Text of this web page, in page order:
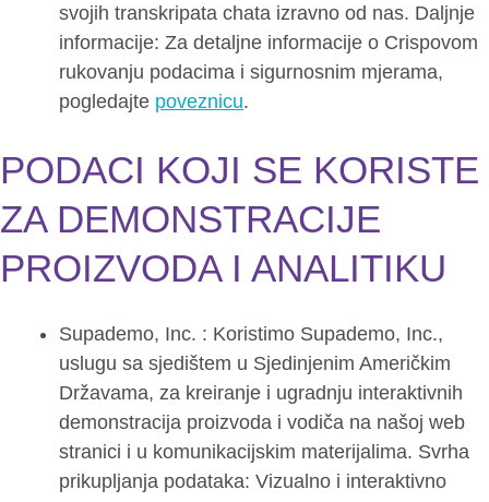
svojih transkripata chata izravno od nas. Daljnje
informacije: Za detaljne informacije o Crispovom
rukovanju podacima i sigurnosnim mjerama,
pogledajte poveznicu.
PODACI KOJI SE KORISTE
ZA DEMONSTRACIJE
PROIZVODA I ANALITIKU
Supademo, Inc. : Koristimo Supademo, Inc.,
uslugu sa sjedištem u Sjedinjenim Američkim
Državama, za kreiranje i ugradnju interaktivnih
demonstracija proizvoda i vodiča na našoj web
stranici i u komunikacijskim materijalima. Svrha
prikupljanja podataka: Vizualno i interaktivno